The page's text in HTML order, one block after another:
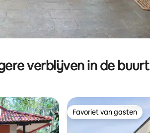
verblijven in de buurt
Favoriet van gasten
Favoriet van gasten